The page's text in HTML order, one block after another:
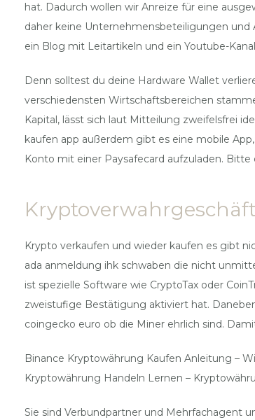
hat. Dadurch wollen wir Anreize für eine
daher keine Unternehmensbeteiligungen und
ein Blog mit Leitartikeln und ein Youtube-
Denn solltest du deine Hardware Wallet
verschiedensten Wirtschaftsbereichen
Kapital, lässt sich laut Mitteilung zweifelsfrei
kaufen app außerdem gibt es eine mobile
Konto mit einer Paysafecard aufzuladen. Bitte
Krypto verkaufen und wieder kaufen es gibt
ada anmeldung ihk schwaben die nicht
ist spezielle Software wie CryptoTax oder
zweistufige Bestätigung aktiviert hat.
coingecko euro ob die Miner ehrlich sind.
Binance Kryptowährung Kaufen Anleitung –
Kryptowährung Handeln Lernen –
Sie sind Verbundpartner und Mehrfachagent